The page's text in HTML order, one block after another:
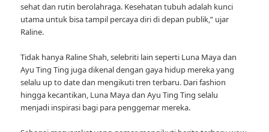
sehat dan rutin berolahraga. Kesehatan tubuh adalah kunci
utama untuk bisa tampil percaya diri di depan publik,” ujar
Raline.
Tidak hanya Raline Shah, selebriti lain seperti Luna Maya dan
Ayu Ting Ting juga dikenal dengan gaya hidup mereka yang
selalu up to date dan mengikuti tren terbaru. Dari fashion
hingga kecantikan, Luna Maya dan Ayu Ting Ting selalu
menjadi inspirasi bagi para penggemar mereka.